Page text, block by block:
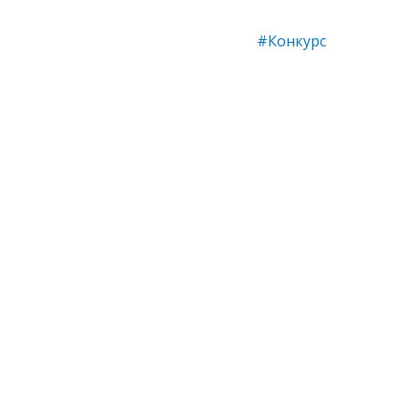
#Конкурс